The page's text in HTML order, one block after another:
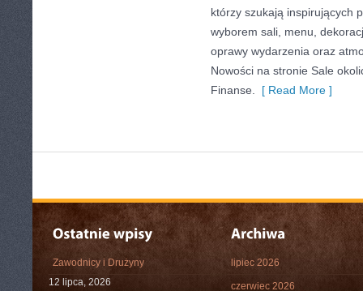
którzy szukają inspirujących
wyborem sali, menu,
oprawy wydarzenia oraz
Nowości na stronie Sale
Finanse.
[ Read More ]
Zawodnicy i Drużyny
12 lipca, 2026
lipiec 2026
czerwiec 2026